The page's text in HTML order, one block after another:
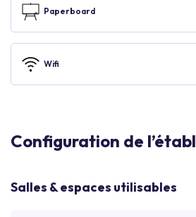
Paperboard
Wifi
Configuration de
Salles & espaces utilisables